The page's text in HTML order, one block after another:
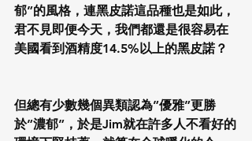
郁”的風格，連黑皮諾這品種也是如此，
君不見即便今天，我們都還是很容易在
美國看到酒精度14.5%以上的黑皮諾？
但總有少數幾個異類認為”優雅”更勝
於”濃郁”，於是Jim就在許多人不看好的